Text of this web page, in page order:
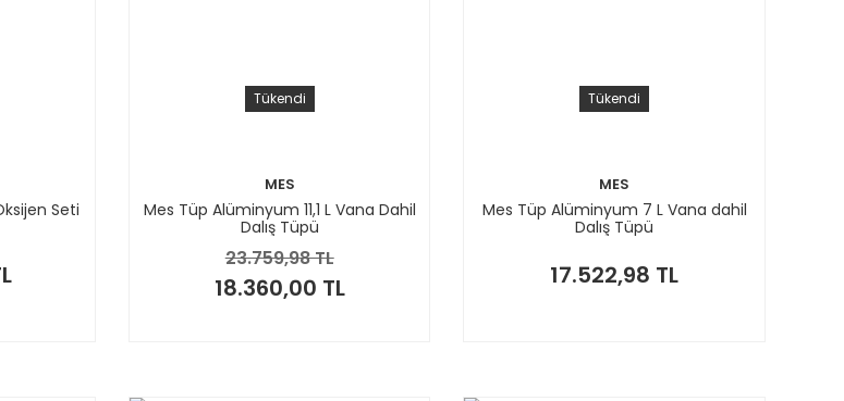
Seti
Tükendi
MES
Mes Tüp Alüminyum 11,1 L Vana Dahil
Dalış Tüpü
23.759,98 TL
18.360,00 TL
Tükendi
MES
Mes Tüp Alüminyum 7 L Vana dahil
Dalış Tüpü
17.522,98 TL